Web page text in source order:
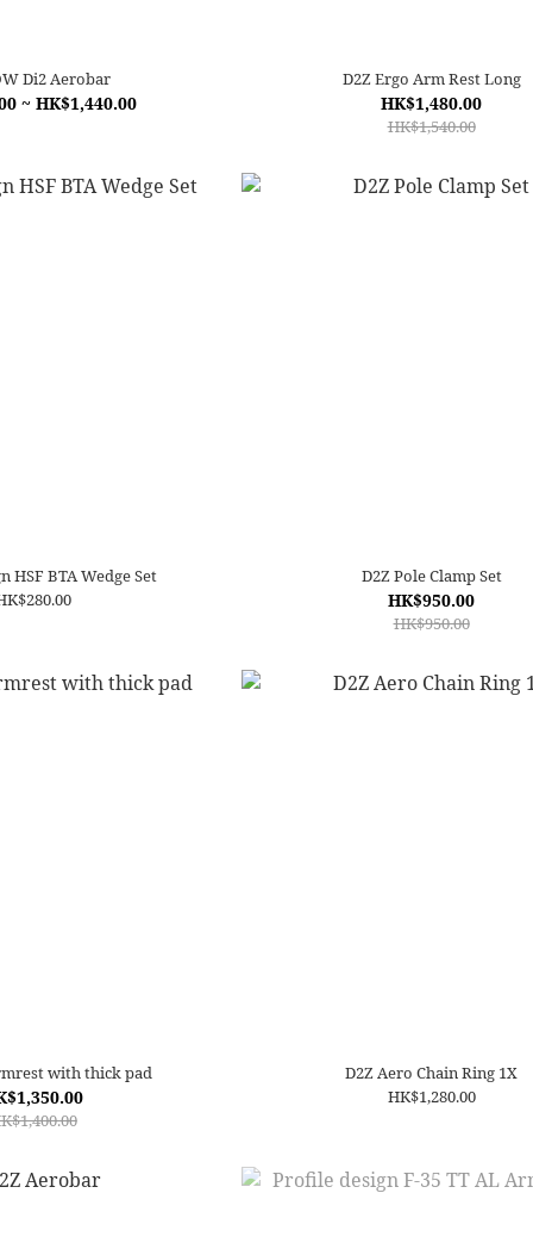
Di2 Aerobar
~ HK$1,440.00
D2Z Ergo Arm Rest Long
HK$1,480.00
HK$1,540.00
HSF BTA Wedge Set
D2Z Pole Clamp Set
HK$950.00
HK$950.00
with thick pad
D2Z Aero Chain Ring 1X
HK$1,280.00